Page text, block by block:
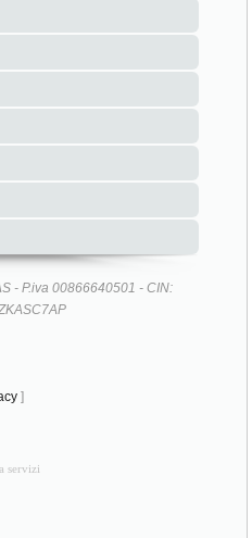
- P.iva 00866640501 - CIN:
]
servizi